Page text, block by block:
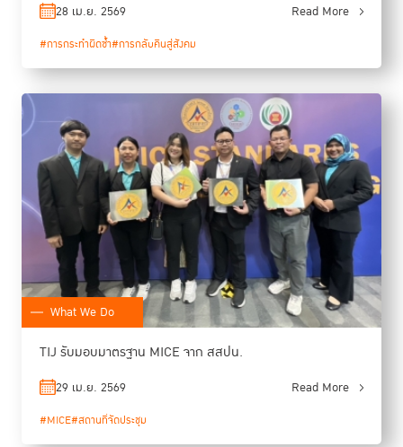
28 เม.ย. 2569 Read More
#การกระทำผิดซ้ำ#การกลับคืนสู่สังคม
What We Do
TIJ รับมอบมาตรฐาน MICE จาก สสปน.
29 เม.ย. 2569 Read More
#MICE#สถานที่จัดประชุม